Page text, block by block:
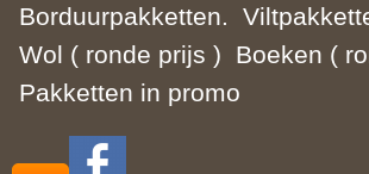
Borduurpakketten.
Wol ( ronde prijs )
Boeken (
Pakketten in promo